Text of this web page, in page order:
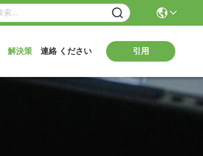
解決策 連絡 ください 引用